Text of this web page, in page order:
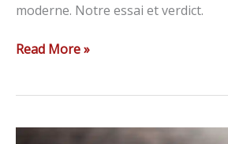
moderne. Notre essai et verdict.
Read More »